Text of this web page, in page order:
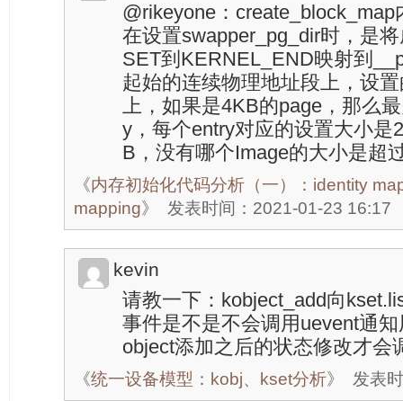
@rikeyone：
在设置swapper_pg_dir时，是
SET到KERNEL_END映射到
起始的连续物理地址段上，设
上，如果是4KB的page，那么
y，每个entry对应的设置大小是
B，没有哪个Image的大小是超
《内存初始化代码分析（一）：identity
mapping》 发表时间：2021-01-23 16:17
kevin
请教一下：kobject_add向
事件是不是不会调用uevent通
object添加之后的状态修改才会
《统一设备模型：kobj、kset分析》 发表